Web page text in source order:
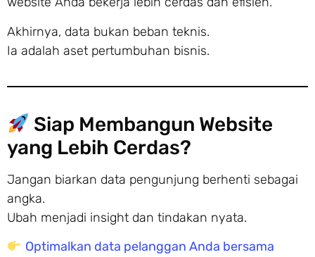
Akhirnya, data bukan beban teknis.
Ia adalah aset pertumbuhan bisnis.
Siap Membangun Website
yang Lebih Cerdas?
Jangan biarkan data pengunjung berhenti sebagai
angka.
Ubah menjadi insight dan tindakan nyata.
Optimalkan data pelanggan Anda bersama